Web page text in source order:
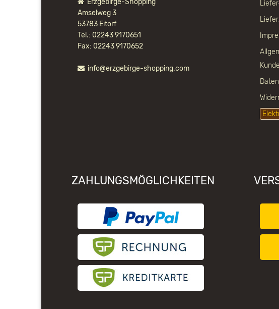
Erzgebirge-Shopping
Amselweg 3
53783 Eitorf
Tel.: 02243 9170651
Fax: 02243 9170652
info@erzgebirge-shopping.com
ZAHLUNGSMÖGLICHKEITEN